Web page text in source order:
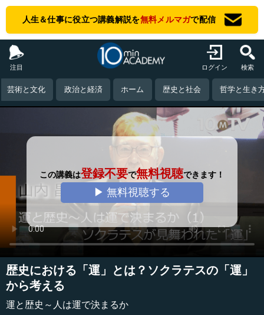
人生＆仕事に役立つ講義解説を無料メルマガで配信
注目 ログイン 検索
芸術と文化 政治と経済 ホーム 歴史と社会 哲学と生き
この講義は登録不要で無料視聴できます！
▶ 無料視聴する
歴史における「運」とは？ソクラテスの「運」
から考える
運と歴史～人は運で決まるか